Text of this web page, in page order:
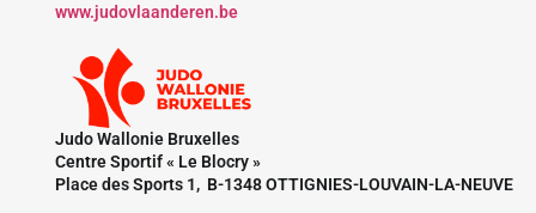
www.judovlaanderen.be
Judo Wallonie Bruxelles
Centre Sportif « Le Blocry »
Place des Sports 1, B-1348 OTTIGNIES-LOUVAIN-LA-NEUVE